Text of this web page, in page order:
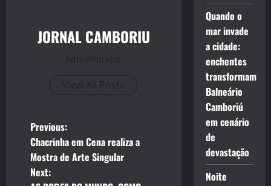
JORNAL CAMBORIU
Administrator
View All Posts
P
o
Previous:
Chacrinha em Cena realiza a
Mostra de Arte Singular
Next:
Quando o
mar invade
a cidade:
enchentes
transformam
Balneário
Camboriú
em cenário
de
devastação
Noite